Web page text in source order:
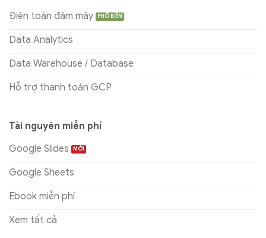
Điện toán đám mây
Data Analytics
Data Warehouse / Database
Hỗ trợ thanh toán GCP
Tài nguyên miễn phí
Google Slides
Google Sheets
Ebook miễn phí
Xem tất cả